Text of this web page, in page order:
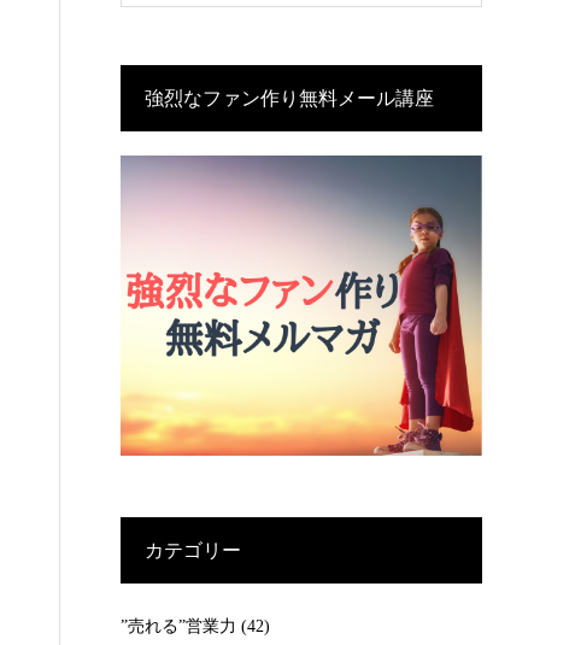
強烈なファン作り無料メール講座
カテゴリー
”売れる”営業力 (42)